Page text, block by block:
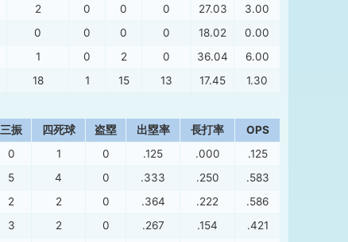
2 0 0 0 27.03
3.00
0 0 0 0 18.02
0.00
1 0 2 0 36.04
6.00
18 1 15 13 17.45 1.30
三振 四死球 盗塁 出塁率 長打率
OPS
0 1 0 .125 .000
.125
5 4 0 .333 .250
.583
2 2 0 .364 .222
.586
3 2 0 .267 .154
.421